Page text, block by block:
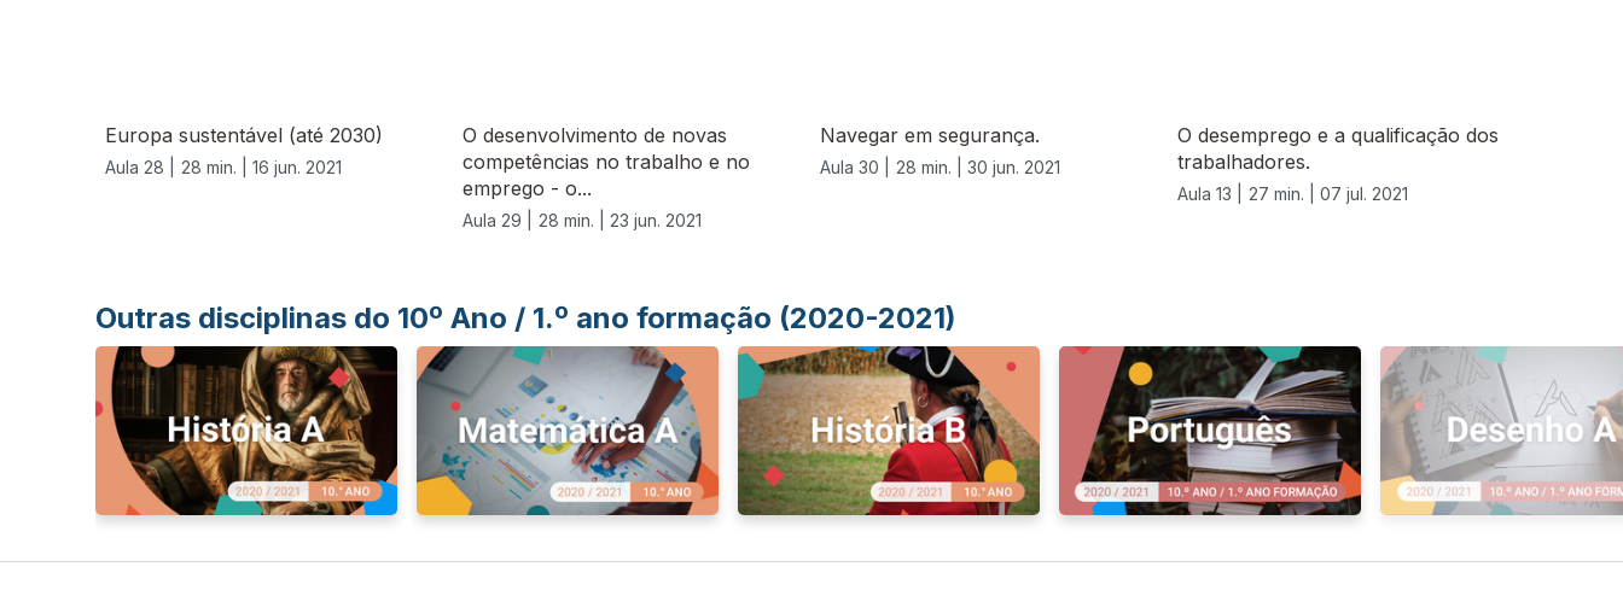
Europa sustentável (até 2030)
Aula 28 | 28 min. | 16 jun. 2021
O desenvolvimento de novas
competências no trabalho e no
emprego - o...
Aula 29 | 28 min. | 23 jun. 2021
Navegar em segurança.
Aula 30 | 28 min. | 30 jun. 2021
O desemprego e a qualificação dos
trabalhadores.
Aula 13 | 27 min. | 07 jul. 2021
Outras disciplinas do 10º Ano / 1.º ano formação (2020-2021)